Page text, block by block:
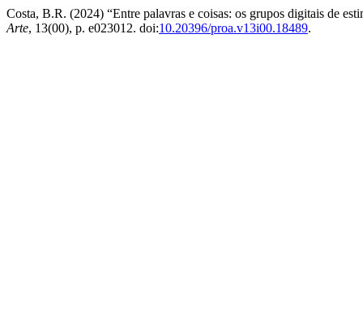
Costa, B.R. (2024) “Entre palavras e coisas: os grupos digitais de
Arte, 13(00), p. e023012. doi:10.20396/proa.v13i00.18489.